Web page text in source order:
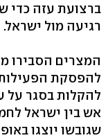
ברצועת עזה כדי
רגיעה מול ישראל.
המצרים הסבירו
להפסקת
להקלות בסגר על
אש בין ישראל
שגובשו יוצגו